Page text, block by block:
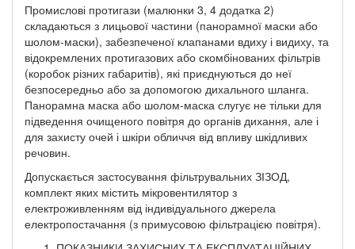
Промислові протигази (малюнки 3, 4 додатка 2)
складаються з лицьової частини (панорамної маски або
шолом-маски), забезпеченої клапанами вдиху і видиху, та
відокремлених протигазових або скомбінованих фільтрів
(коробок різних габаритів), які приєднуються до неї
безпосередньо або за допомогою дихального шланга.
Панорамна маска або шолом-маска слугує не тільки для
підведення очищеного повітря до органів дихання, але і
для захисту очей і шкіри обличчя від впливу шкідливих
речовин.
Допускається застосування фільтрувальних ЗІЗОД,
комплект яких містить мікровентилятор з
електроживленням від індивідуального джерела
електропостачання (з примусовою фільтрацією повітря).